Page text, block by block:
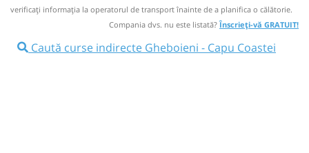
08:25 Gheboieni Statie Gheboieni
Microbuz: # Targoviste-Campulung Muscel
verificaţi informaţia la operatorul de transport înainte de a planifica o călătorie.
Compania dvs. nu este listată?Înscrieți-vă GRATUIT!
Caută curse indirecte Gheboieni - Capu Coastei